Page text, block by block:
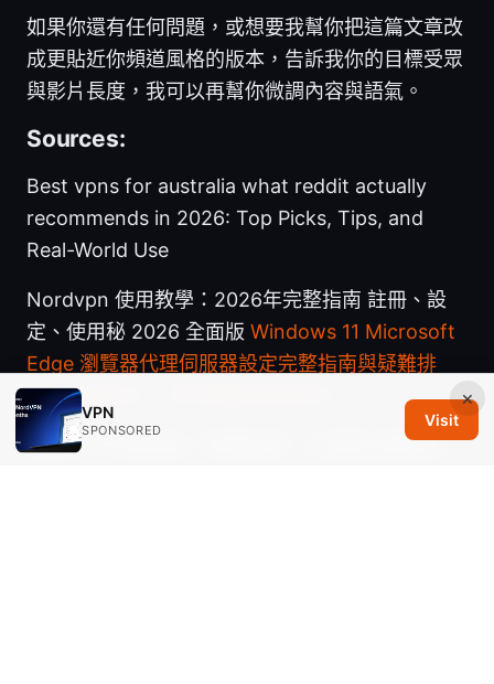
如果你還有任何問題，或想要我幫你把這篇文章改
成更貼近你頻道風格的版本，告訴我你的目標受眾
與影片長度，我可以再幫你微調內容與語氣。
Sources:
Best vpns for australia what reddit actually
recommends in 2026: Top Picks, Tips, and
Real-World Use
Nordvpn 使用教學：2026年完整指南 註冊、設
定、使用秘 2026 全面版 Windows 11 Microsoft
Edge 瀏覽器代理伺服器設定完整指南與疑難排
解：快速設定、常見問題與實用技巧
如何打开外网网站：快速指南、工具與注意事項
×
VPN
SPONSORED
Visit